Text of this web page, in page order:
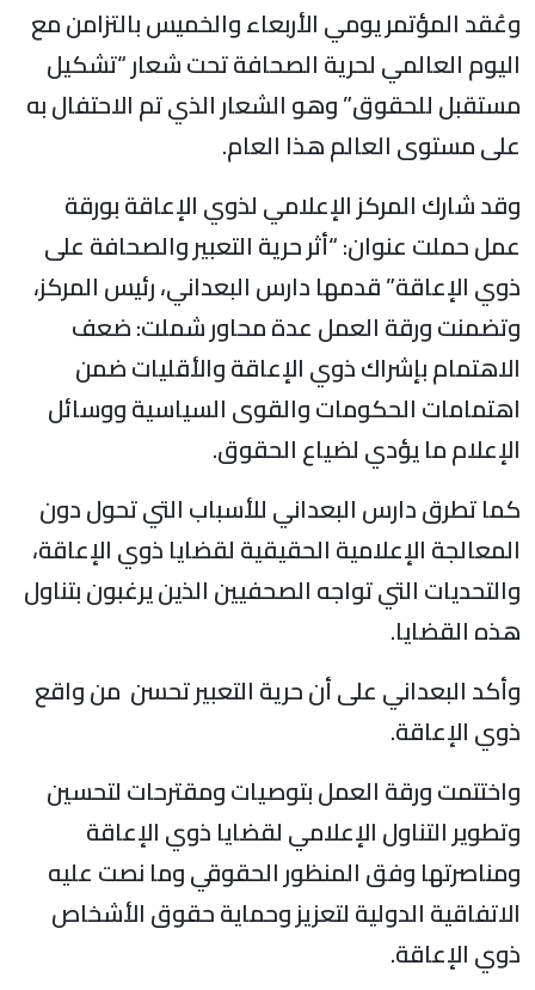
وعُقد المؤتمر يومي الأربعاء والخميس بالتزامن مع
اليوم العالمي لحرية الصحافة تحت شعار “تشكيل
مستقبل للحقوق” وهو الشعار الذي تم الاحتفال به
على مستوى العالم هذا العام.
وقد شارك المركز الإعلامي لذوي الإعاقة بورقة
عمل حملت عنوان: “أثر حرية التعبير والصحافة على
ذوي الإعاقة” قدمها دارس البعداني، رئيس المركز،
وتضمنت ورقة العمل عدة محاور شملت: ضعف
الاهتمام بإشراك ذوي الإعاقة والأقليات ضمن
اهتمامات الحكومات والقوى السياسية ووسائل
الإعلام ما يؤدي لضياع الحقوق.
كما تطرق دارس البعداني للأسباب التي تحول دون
المعالجة الإعلامية الحقيقية لقضايا ذوي الإعاقة،
والتحديات التي تواجه الصحفيين الذين يرغبون بتناول
هذه القضايا.
وأكد البعداني على أن حرية التعبير تحسن من واقع
ذوي الإعاقة.
واختتمت ورقة العمل بتوصيات ومقترحات لتحسين
وتطوير التناول الإعلامي لقضايا ذوي الإعاقة
ومناصرتها وفق المنظور الحقوقي وما نصت عليه
الاتفاقية الدولية لتعزيز وحماية حقوق الأشخاص
ذوي الإعاقة.